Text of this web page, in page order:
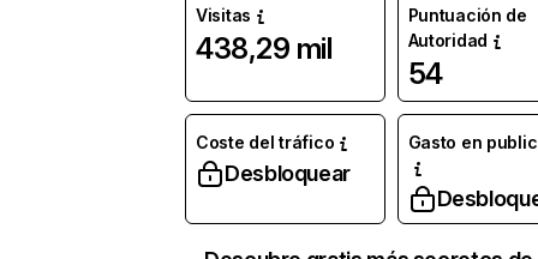
Visitas
438,29 mil
Puntuación de
Autoridad
54
Coste del tráfico
Desbloquear
Gasto en